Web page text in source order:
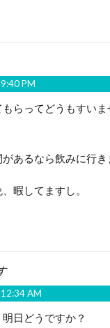
PM
らってどうもすいま
あるなら飲みに行き
暇してますし。
AM
日どうですか？